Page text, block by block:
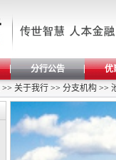
分行公告
优
>> 关于我行 >> 分支机构 >>